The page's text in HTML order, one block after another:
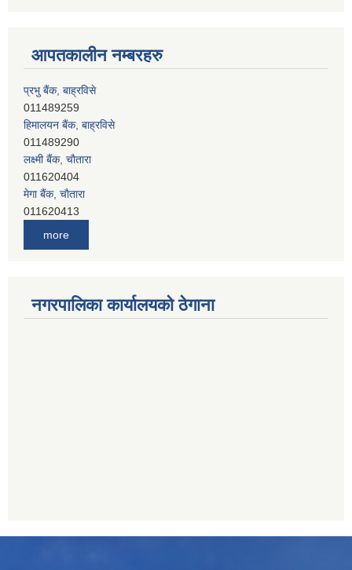
आपतकालीन नम्बरहरु
हिमालयन बैंक, बाह्रविसे
011489290
लक्ष्मी बैंक, चाैतारा
011620404
मेगा बैंक, चाैतारा
011620413
जनता बैंक, चाैतारा
011620406
सिभिल बैंक, मेलम्ची
011401055
more
नगरपालिका कार्यालयको ठेगाना